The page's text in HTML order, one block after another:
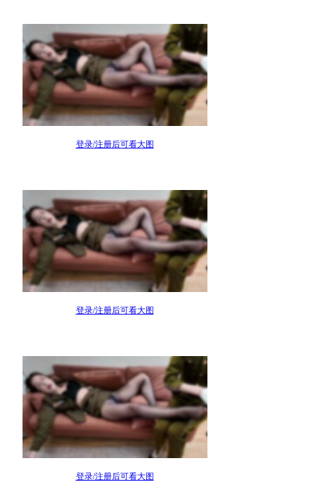
登录/注册后可看大图
登录/注册后可看大图
登录/注册后可看大图